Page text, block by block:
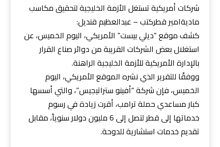
شركات أمريكية تستغل الأزمة الخليجية لتحقيق مكاسب
ماديةامير قطركتب – عبدالعظيم قنديل:
كشف موقع “ديلي بيست” الأمريكي، اليوم الخميس، عن
استغلال بعض الشركات القريبة من دوائر صناع القرار
بالإدارة الأمريكية للأزمة الخليجية الراهنة.
ووفقًا للتقرير الذي نشره الموقع الأمريكي، اليوم
الخميس، فإن شركة “أفينو ستراتيجيس”، والتي أسسها
كبار مساعدي حملة ترامب، أقرت زيادة في رسوم
خدماتها إلى قطر لتصل إلى 6 مليون دولار سنوياً، مقابل
تقديم خدمات استشارية للدوحة.